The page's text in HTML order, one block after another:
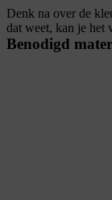
Denk na over de
dat weet, kan je het
Benodigd